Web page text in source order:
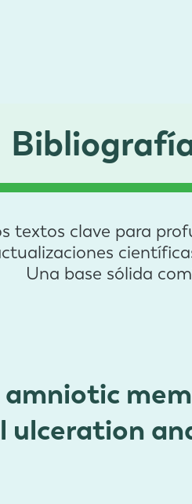
textos clave para
Una base sólida
amniotic
ulceration